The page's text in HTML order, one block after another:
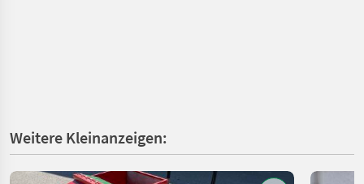
Weitere Kleinanzeigen: